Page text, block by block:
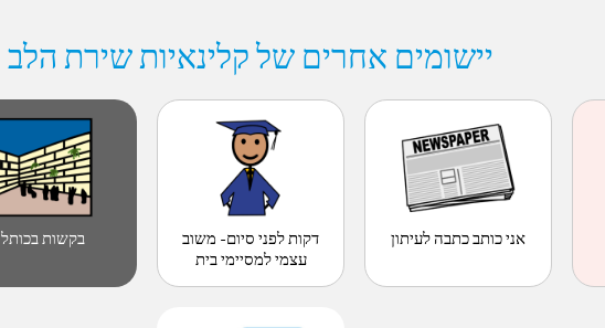
יישומים אחרים של קלינאיות שירת הלב
אני כותב כתבה לעיתון
דקות לפני סיום- משוב
עצמי למסיימי בית
בקשות בכותל